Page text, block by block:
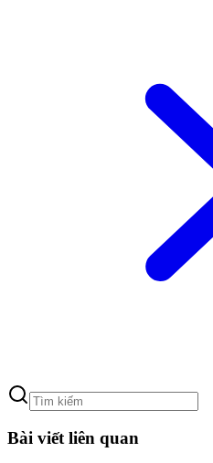
Bài viết liên quan